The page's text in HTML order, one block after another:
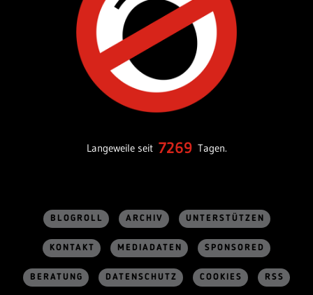
Langeweile seit 7269 Tagen.
BLOGROLL ARCHIV UNTERSTÜTZEN
KONTAKT MEDIADATEN SPONSORED
BERATUNG DATENSCHUTZ COOKIES RSS